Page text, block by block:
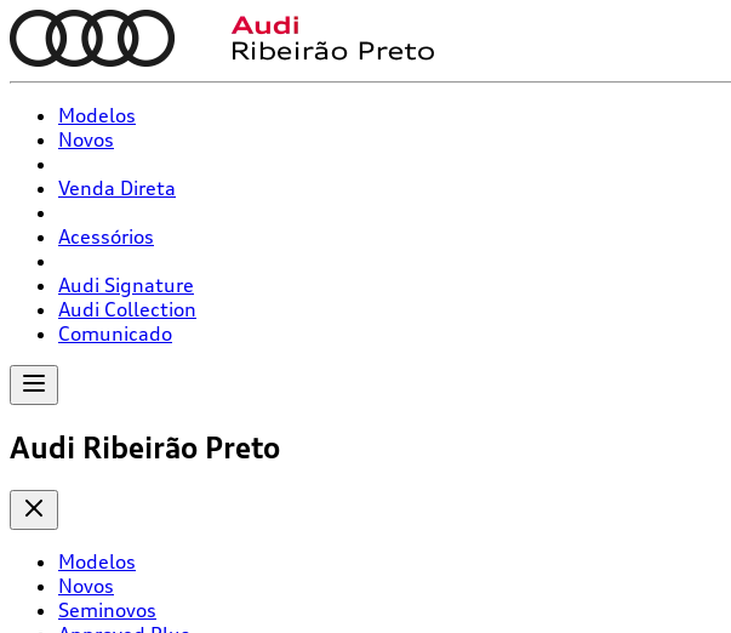
Modelos
Novos
Venda Direta
Acessórios
Audi Signature
Audi Collection
Comunicado
Audi Ribeirão Preto
Modelos
Novos
Seminovos